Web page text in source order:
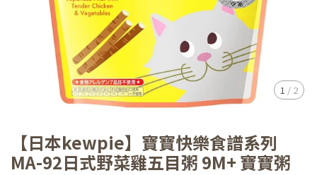
1 / 2
【日本kewpie】寶寶快樂食譜系列
MA-92日式野菜雞五目粥 9M+ 寶寶粥